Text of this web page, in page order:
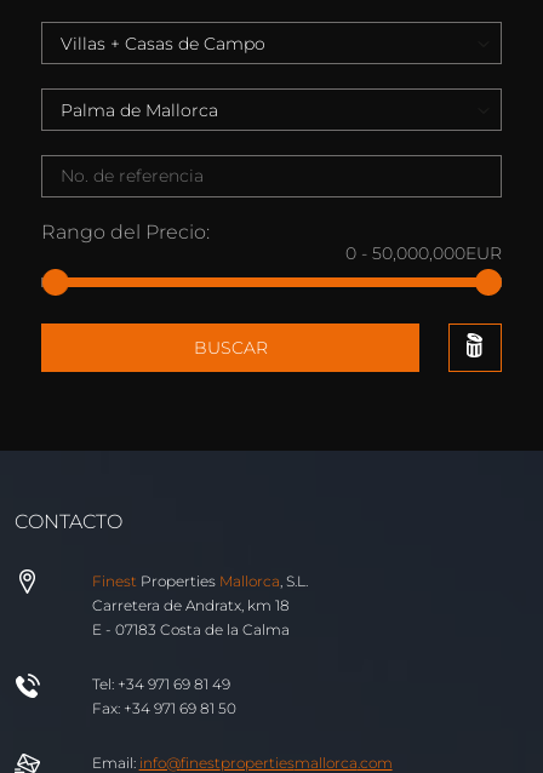
Rango del Precio:
0- 50,000,000EUR
BUSCAR
CONTACTO
Finest Properties Mallorca , S.L.
Carretera de Andratx, km 18
E - 07183 Costa de la Calma
Tel: +34 971 69 81 49
Fax: +34 971 69 81 50
Email: info@finestpropertiesmallorca .com